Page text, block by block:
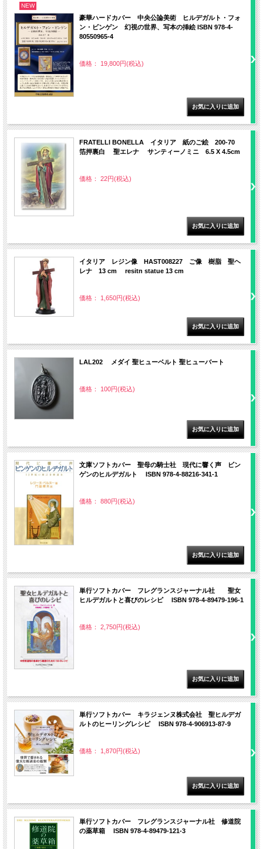
NEW
豪華ハードカバー 中央公論美術 ヒルデガルト・フォ
ン・ビンゲン 幻視の世界、写本の挿絵 ISBN 978-4-
80550965-4
価格： 19,800円(税込)
FRATELLI BONELLA イタリア 紙のご絵 200-70
箔押裏白 聖エレナ サンティーノミニ 6.5 X 4.5cm
価格： 22円(税込)
イタリア レジン像 HAST008227 ご像 樹脂 聖ヘ
レナ 13 cm resitn statue 13 cm
価格： 1,650円(税込)
LAL202 メダイ 聖ヒューベルト 聖ヒューバート
価格： 100円(税込)
文庫ソフトカバー 聖母の騎士社 現代に響く声 ビン
ゲンのヒルデガルト ISBN 978-4-88216-341-1
価格： 880円(税込)
単行ソフトカバー フレグランスジャーナル社 聖女
ヒルデガルトと喜びのレシピ ISBN 978-4-89479-196-1
価格： 2,750円(税込)
単行ソフトカバー キラジェンヌ株式会社 聖ヒルデガ
ルトのヒーリングレシピ ISBN 978-4-906913-87-9
価格： 1,870円(税込)
単行ソフトカバー フレグランスジャーナル社 修道院
の薬草箱 ISBN 978-4-89479-121-3